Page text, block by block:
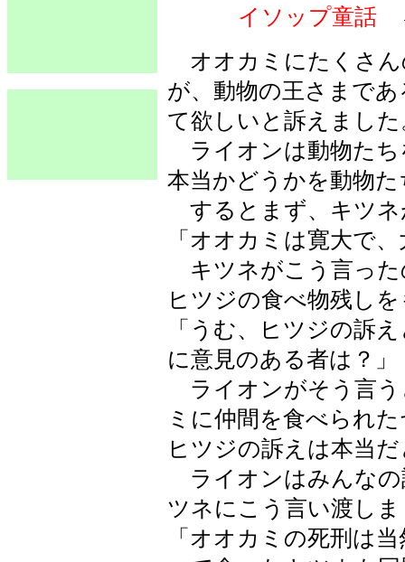
イソップ童話
オオカミにたくさん
が、動物の王さまで
て欲しいと訴えました
ライオンは動物たち
本当かどうかを動物
するとまず、キツネ
「オオカミは寛大で
キツネがこう言った
ヒツジの食べ物残し
「うむ、ヒツジの訴
に意見のある者は？」
ライオンがそう言う
ミに仲間を食べられ
ヒツジの訴えは本当
ライオンはみんなの
ツネにこう言い渡し
「オオカミの死刑は